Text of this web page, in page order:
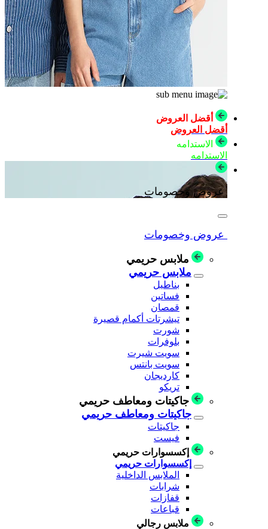
أقضل العروض
أقضل العروض
الاستدامه
الاستدامه
عروض وخصومات
عروض وخصومات
ملابس حريمي
ملابس حريمي
بناطيل
فساتين
قمصان
تيشرتات أكمام قصيرة
شورت
بلوفرات
سويت شيرت
سويت بانتس
كارديجان
تريكو
جاكيتات ومعاطف حريمي
جاكيتات ومعاطف حريمي
جاكيتات
فيست
إكسسوارات حريمي
إكسسوارات حريمي
الملابس الداخلية
شرابات
قفازات
قباعات
ملابس رجالي